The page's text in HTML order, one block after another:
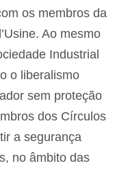
os membros da
Ao mesmo
Industrial
o liberalismo
sem proteção
dos Círculos
a segurança
no âmbito das